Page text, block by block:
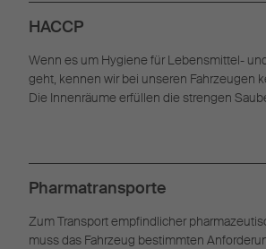
HACCP
Wenn es um Hygiene für Lebensmittel-
geht, kennen wir bei unseren Fahrzeugen
Die Innenräume erfüllen die strengen
Pharmatransporte
Zum Transport empfindlicher
muss das Fahrzeug bestimmten